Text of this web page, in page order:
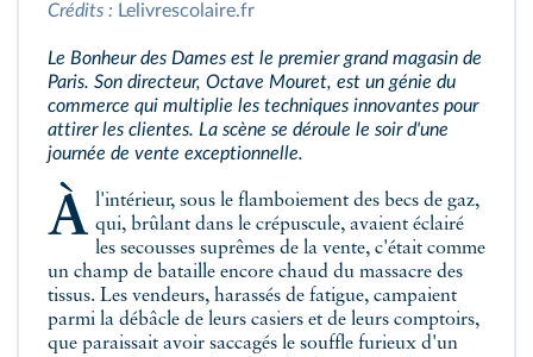
Crédits : Lelivrescolaire.fr
Le Bonheur des Dames est le premier grand magasin de
Paris. Son directeur, Octave Mouret, est un génie du
commerce qui multiplie les techniques innovantes pour
attirer les clientes. La scène se déroule le soir d'une
journée de vente exceptionnelle.
À l'intérieur, sous le flamboiement des becs de gaz, qui, brûlant dans le crépuscule, avaient éclairé
les secousses suprêmes de la vente, c'était comme
un champ de bataille encore chaud du massacre des
tissus. Les vendeurs, harassés de fatigue, campaient
parmi la débâcle de leurs casiers et de leurs comptoirs,
que paraissait avoir saccagés le souffle furieux d'un